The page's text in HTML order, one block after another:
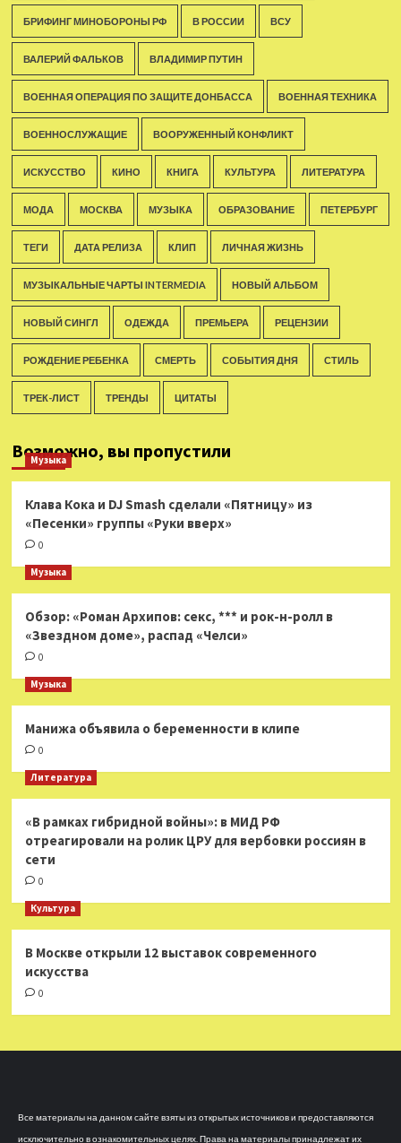
БРИФИНГ МИНОБОРОНЫ РФ В РОССИИ ВСУ
ВАЛЕРИЙ ФАЛЬКОВ ВЛАДИМИР ПУТИН
ВОЕННАЯ ОПЕРАЦИЯ ПО ЗАЩИТЕ ДОНБАССА ВОЕННАЯ ТЕХНИКА
ВОЕННОСЛУЖАЩИЕ ВООРУЖЕННЫЙ КОНФЛИКТ
ИСКУССТВО КИНО КНИГА КУЛЬТУРА ЛИТЕРАТУРА
МОДА МОСКВА МУЗЫКА ОБРАЗОВАНИЕ ПЕТЕРБУРГ
ТЕГИ ДАТА РЕЛИЗА КЛИП ЛИЧНАЯ ЖИЗНЬ
МУЗЫКАЛЬНЫЕ ЧАРТЫ INTERMEDIA НОВЫЙ АЛЬБОМ
НОВЫЙ СИНГЛ ОДЕЖДА ПРЕМЬЕРА РЕЦЕНЗИИ
РОЖДЕНИЕ РЕБЕНКА СМЕРТЬ СОБЫТИЯ ДНЯ СТИЛЬ
ТРЕК-ЛИСТ ТРЕНДЫ ЦИТАТЫ
Возможно, вы пропустили
Музыка
Клава Кока и DJ Smash сделали «Пятницу» из
«Песенки» группы «Руки вверх»
0
Музыка
Обзор: «Роман Архипов: секс, *** и рок-н-ролл в
«Звездном доме», распад «Челси»
0
Музыка
Манижа объявила о беременности в клипе
0
Литература
«В рамках гибридной войны»: в МИД РФ
отреагировали на ролик ЦРУ для вербовки россиян в
сети
0
Культура
В Москве открыли 12 выставок современного
искусства
0
Все материалы на данном сайте взяты из открытых источников и предоставляются
исключительно в ознакомительных целях. Права на материалы принадлежат их